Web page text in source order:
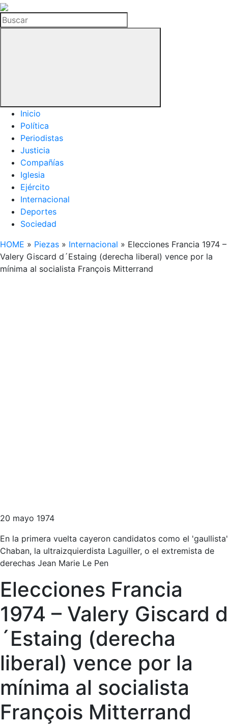
La
Hemeroteca
del
Buscar
Inicio
Política
Periodistas
Justicia
Compañías
Iglesia
Ejército
Internacional
Deportes
Sociedad
HOME » Piezas » Internacional » Elecciones Francia 1974 –
Valery Giscard d´Estaing (derecha liberal) vence por la
mínima al socialista François Mitterrand
20 mayo 1974
En la primera vuelta cayeron candidatos como el 'gaullista'
Chaban, la ultraizquierdista Laguiller, o el extremista de
derechas Jean Marie Le Pen
Elecciones Francia
1974 – Valery Giscard d
´Estaing (derecha
liberal) vence por la
mínima al socialista
François Mitterrand